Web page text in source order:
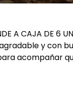
A CAJA DE 6
y con
acompañar